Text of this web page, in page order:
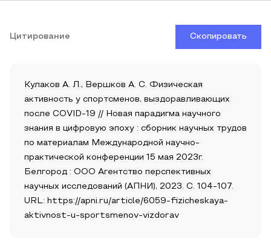
Цитирование Скопировать
Кулаков А. Л., Вершков А. С. Физическая
активность у спортсменов, выздоравливающих
после COVID-19 // Новая парадигма научного
знания в цифровую эпоху : сборник научных трудов
по материалам Международной научно-
практической конференции 15 мая 2023г.
Белгород : ООО Агентство перспективных
научных исследований (АПНИ), 2023. С. 104-107.
URL: https://apni.ru/article/6059-fizicheskaya-
aktivnost-u-sportsmenov-vizdorav